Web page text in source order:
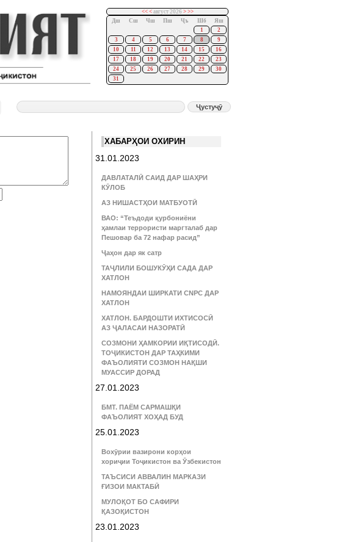
<< <август 2026 > >>
Дш
Сш Чш Пш Ҷъ Шб
Яш
1
2
3
4 5 6 7 8
9
10
11 12 13 14 15
16
17
18 19 20 21 22
23
24
25 26 27 28 29
30
31
ХАБАРҲОИ ОХИРИН
31.01.2023
ДАВЛАТАЛӢ САИД ДАР ШАҲРИ
КӮЛОБ
АЗ НИШАСТҲОИ МАТБУОТӢ
ВАО: “Теъдоди қурбониёни
ҳамлаи террористи маргталаб дар
Пешовар ба 72 нафар расид”
Ҷаҳон дар як сатр
ТАҶЛИЛИ БОШУКӮҲИ САДА ДАР
ХАТЛОН
НАМОЯНДАИ ШИРКАТИ CNPC ДАР
ХАТЛОН
ХАТЛОН. БАРДОШТИ ИХТИСОСӢ
АЗ ҶАЛАСАИ НАЗОРАТӢ
СОЗМОНИ ҲАМКОРИИ ИҚТИСОДӢ.
ТОҶИКИСТОН ДАР ТАҲКИМИ
ФАЪОЛИЯТИ СОЗМОН НАҚШИ
МУАССИР ДОРАД
27.01.2023
БМТ. ПАЁМ САРМАШҚИ
ФАЪОЛИЯТ ХОҲАД БУД
25.01.2023
Вохӯрии вазирони корҳои
хориҷии Тоҷикистон ва Ӯзбекистон
ТАЪСИСИ АВВАЛИН МАРКАЗИ
ҒИЗОИ МАКТАБӢ
МУЛОҚОТ БО САФИРИ
ҚАЗОҚИСТОН
23.01.2023